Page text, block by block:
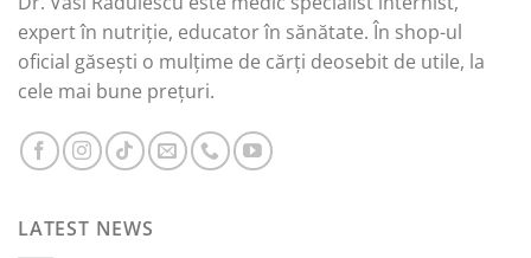
expert în nutriție, educator în sănătate. În shop-ul
oficial găsești o mulțime de cărți deosebit de utile, la
cele mai bune prețuri.
LATEST NEWS